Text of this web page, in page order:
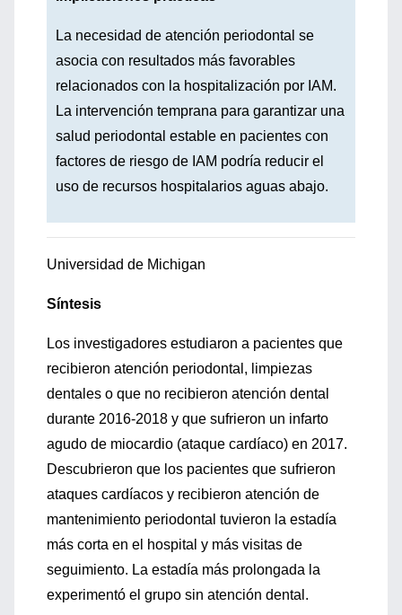
La necesidad de atención periodontal se
asocia con resultados más favorables
relacionados con la hospitalización por IAM.
La intervención temprana para garantizar una
salud periodontal estable en pacientes con
factores de riesgo de IAM podría reducir el
uso de recursos hospitalarios aguas abajo.
Universidad de Michigan
Síntesis
Los investigadores estudiaron a pacientes que
recibieron atención periodontal, limpiezas
dentales o que no recibieron atención dental
durante 2016-2018 y que sufrieron un infarto
agudo de miocardio (ataque cardíaco) en 2017.
Descubrieron que los pacientes que sufrieron
ataques cardíacos y recibieron atención de
mantenimiento periodontal tuvieron la estadía
más corta en el hospital y más visitas de
seguimiento. La estadía más prolongada la
experimentó el grupo sin atención dental.